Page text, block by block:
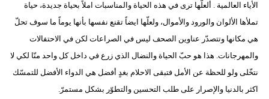
الأياء العالمية . ألعلّها ترى في هذه الحياة والمناسبات املاً بحياة جديدة، حياة
تملأها الألوان والورود والأموال، ولعلّها ايضاً تقنع نفسها بأنها يوماً ما سوف تحلّ
هي مكانها وتتصدّر عناوين الصحف ليس في الصراعات لكن في الاحتفالات
والمهرجانات. هذا هو حبّ الحياة والنضال الذي زرع في داخل كل واحد منّا لكي لا
نتخّلى ولو للحظة عن الأمل فتبقى الاحلام بغدٍ أفضل هي الدواء الأفضل للتمسّك
اكثر بالدنيا والإصرار على طلب التحسين والتطوّر بشكل مستمرّ.